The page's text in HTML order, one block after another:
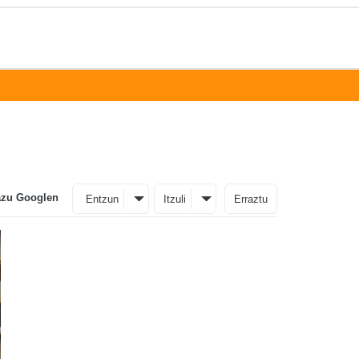
Googlen Entzun Itzuli Erraztu